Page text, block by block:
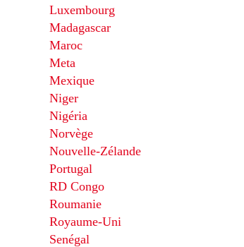
Luxembourg
Madagascar
Maroc
Meta
Mexique
Niger
Nigéria
Norvège
Nouvelle-Zélande
Portugal
RD Congo
Roumanie
Royaume-Uni
Senégal